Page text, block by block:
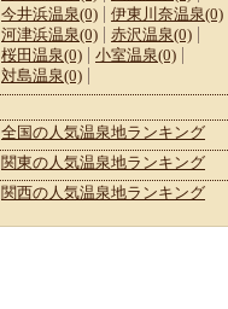
今井浜温泉(0)
伊東川奈温泉(0)
河津浜温泉(0)
赤沢温泉(0)
桜田温泉(0)
小室温泉(0)
対島温泉(0)
全国の人気温泉地ランキング
関東の人気温泉地ランキング
関西の人気温泉地ランキング